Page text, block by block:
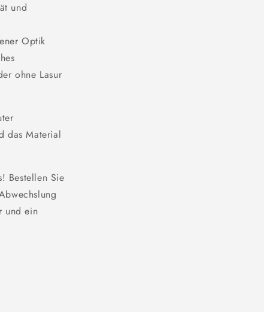
und
Optik
ohne Lasur
das Material
Bestellen Sie
und ein